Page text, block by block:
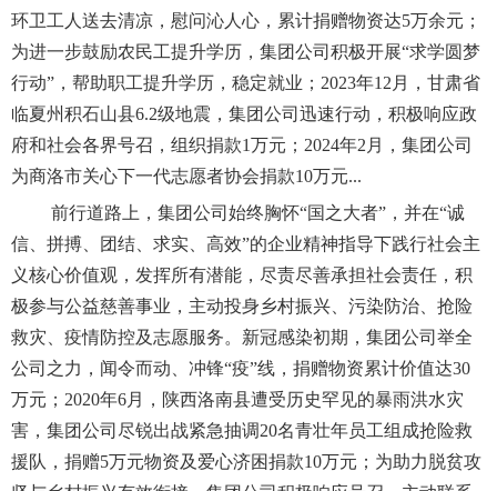
环卫工人送去清凉，慰问沁人心，累计捐赠物资达5万余元；
为进一步鼓励农民工提升学历，集团公司积极开展“求学圆梦
行动”，帮助职工提升学历，稳定就业；2023年12月，甘肃省
临夏州积石山县6.2级地震，集团公司迅速行动，积极响应政
府和社会各界号召，组织捐款1万元；2024年2月，集团公司
为商洛市关心下一代志愿者协会捐款10万元...
前行道路上，集团公司始终胸怀“国之大者”，并在“诚
信、拼搏、团结、求实、高效”的企业精神指导下践行社会主
义核心价值观，发挥所有潜能，尽责尽善承担社会责任，积
极参与公益慈善事业，主动投身乡村振兴、污染防治、抢险
救灾、疫情防控及志愿服务。新冠感染初期，集团公司举全
公司之力，闻令而动、冲锋“疫”线，捐赠物资累计价值达30
万元；2020年6月，陕西洛南县遭受历史罕见的暴雨洪水灾
害，集团公司尽锐出战紧急抽调20名青壮年员工组成抢险救
援队，捐赠5万元物资及爱心济困捐款10万元；为助力脱贫攻